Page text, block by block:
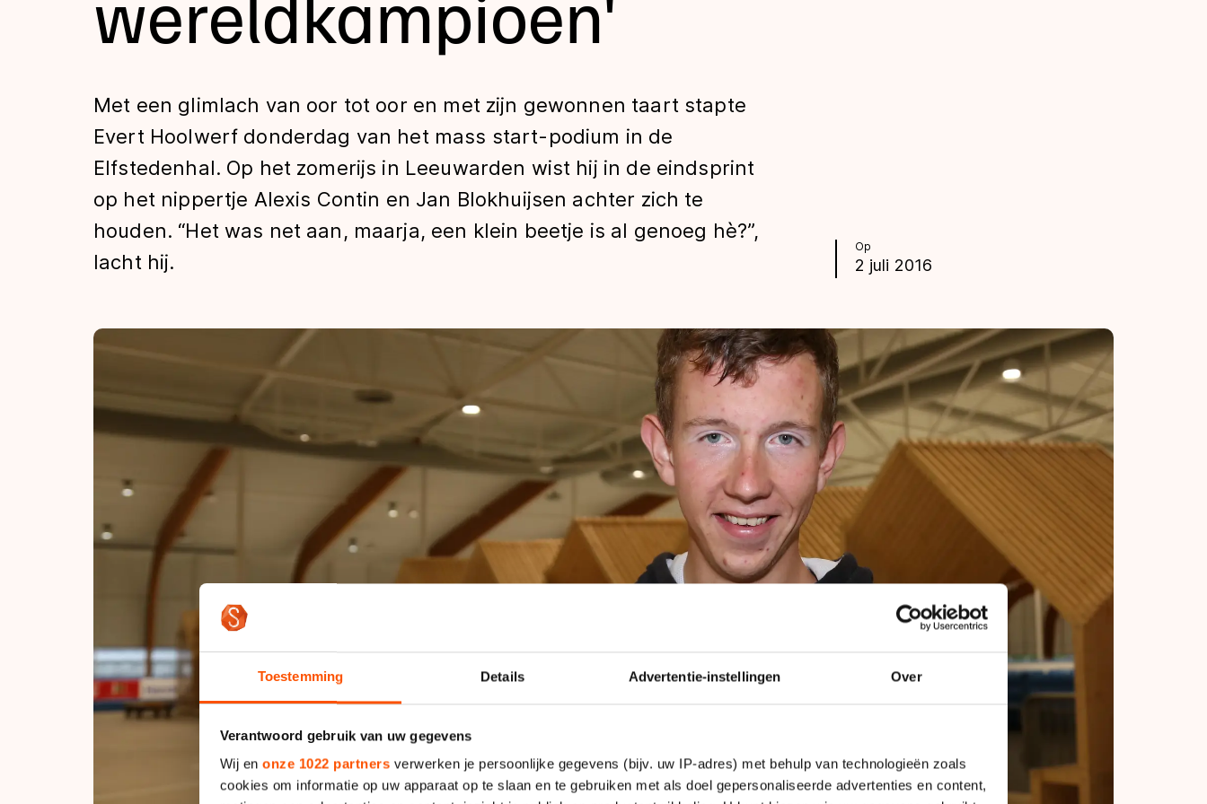
Toestemming Details Advertentie-instellingen Over
Verantwoord gebruik van uw gegevens
Wij en onze 1022 partners verwerken je persoonlijke gegevens (bijv. uw IP-adres) met behulp van technologieën zoals
cookies om informatie op uw apparaat op te slaan en te gebruiken met als doel gepersonaliseerde advertenties en content,
Tijden & historie
De weg op
Schaatsfans
Olympische Spelen
Op
2 juli 2016
Met een glimlach van oor tot oor en met zijn gewonnen taart stapte
Evert Hoolwerf donderdag van het mass start-podium in de
Elfstedenhal. Op het zomerijs in Leeuwarden wist hij in de eindsprint
op het nippertje Alexis Contin en Jan Blokhuijsen achter zich te
houden. “Het was net aan, maarja, een klein beetje is al genoeg hè?”,
lacht hij.